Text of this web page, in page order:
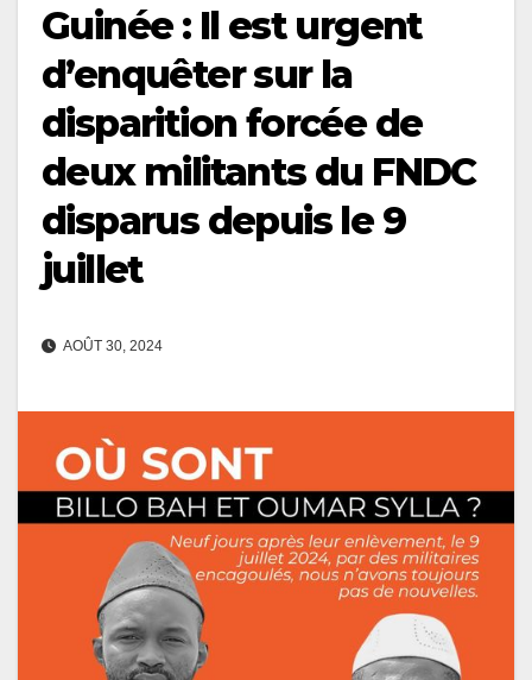
Guinée : Il est urgent
d’enquêter sur la
disparition forcée de
deux militants du FNDC
disparus depuis le 9
juillet
AOÛT 30, 2024